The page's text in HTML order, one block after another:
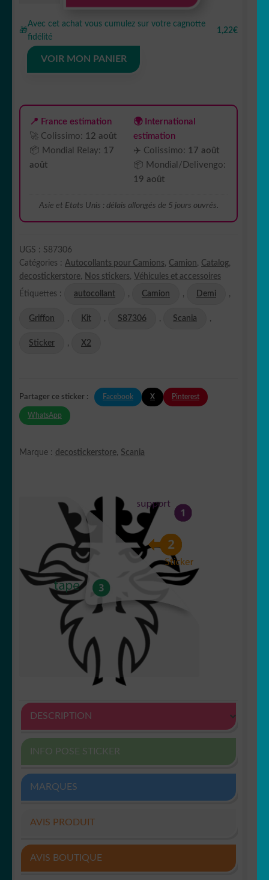
Autocollant
Demi
Scania
camion
S87306
🎁
Avec cet achat vous cumulez sur votre cagnotte
fidélité
1,22€
VOIR MON PANIER
📍 France estimation
🚀 Colissimo: 12 août
📦 Mondial Relay: 17
août
🌍 International
estimation
✈️ Colissimo: 17 août
📦 Mondial/Delivengo:
19 août
Asie et Etats Unis : délais allongés de 5 jours ouvrés.
UGS : S87306
Catégories : Autocollants pour Camions, Camion, Catalog,
decostickerstore, Nos stickers, Véhicules et accessoires
Étiquettes : autocollant , Camion , Demi ,
Griffon , Kit , S87306 , Scania ,
Sticker , X2
Partager ce sticker : Facebook X Pinterest
WhatsApp
Marque : decostickerstore, Scania
DESCRIPTION
INFO POSE STICKER
MARQUES
AVIS PRODUIT
AVIS BOUTIQUE